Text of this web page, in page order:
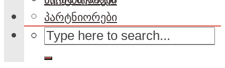
პარტნიორები